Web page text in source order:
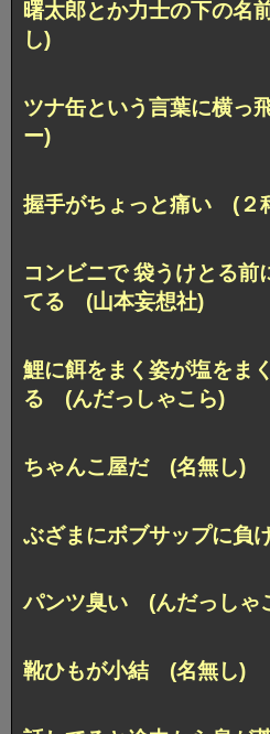
曙太郎とか力士の下の
し)
ツナ缶という言葉に横っ
ー)
握手がちょっと痛い (２
コンビニで 袋うけとる前
てる (山本妄想社)
鯉に餌をまく姿が塩をま
る (んだっしゃこら)
ちゃんこ屋だ (名無し)
ぶざまにボブサップに負
パンツ臭い (んだっしゃ
靴ひもが小結 (名無し)